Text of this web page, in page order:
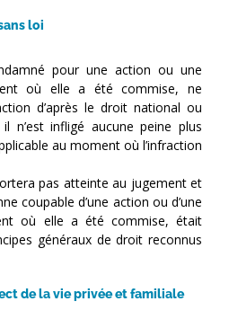
loi
pour une action ou une
où elle a été commise, ne
d’après le droit national ou
n’est infligé aucune peine plus
au moment où l’infraction
pas atteinte au jugement et
coupable d’une action ou d’une
où elle a été commise, était
généraux de droit reconnus
de la vie privée et familiale